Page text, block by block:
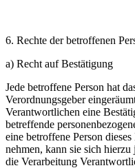
6. Rechte der betroffenen
a) Recht auf Bestätigung
Jede betroffene Person hat
Verordnungsgeber
Verantwortlichen eine
betreffende
eine betroffene Person
nehmen, kann sie sich
die Verarbeitung